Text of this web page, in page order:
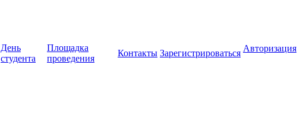
День
студента
Площадка
проведения
Контакты Зарегистрироваться Авторизация